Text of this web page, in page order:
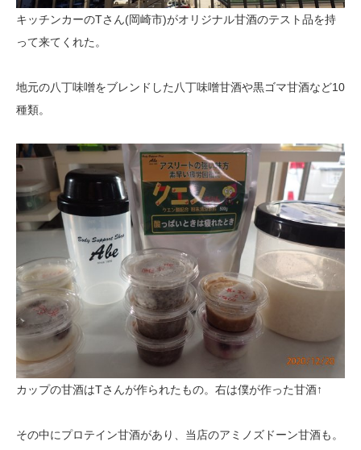
キッチンカーのTさん(岡崎市)がオリジナル甘酒のテスト品を持
って来てくれた。
地元の八丁味噌をブレンドした八丁味噌甘酒や黒ゴマ甘酒など10
種類。
カップの甘酒はTさんが作られたもの。右は僕が作った甘酒↑
その中にプロテイン甘酒があり、当店のアミノズドーン甘酒も。